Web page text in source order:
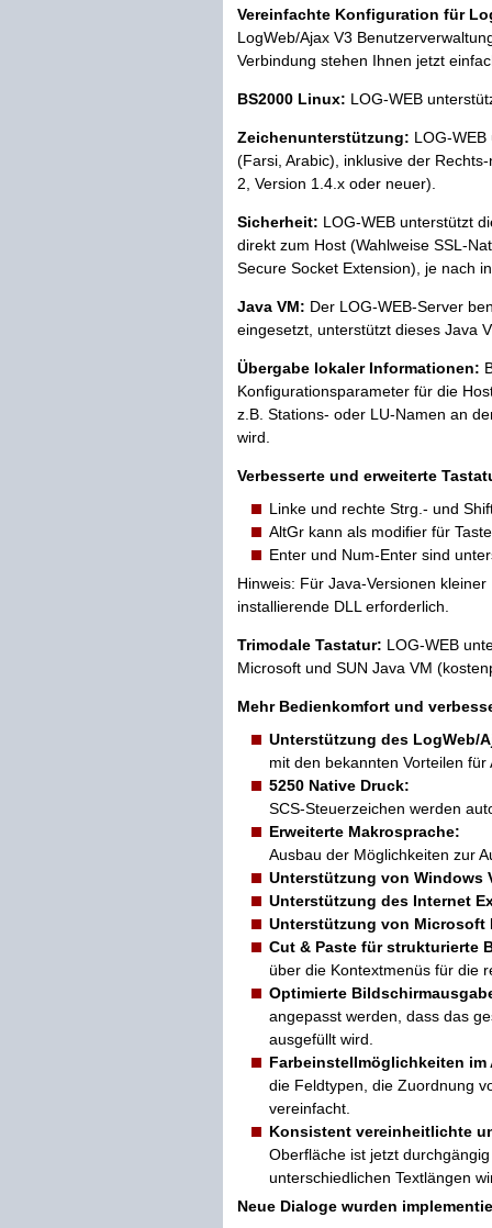
Vereinfachte Konfiguration für
LogWeb/Ajax V3
Verbindung stehen Ihnen jetzt
BS2000 Linux: LOG-WEB
Zeichenunterstützung: LOG-
(Farsi, Arabic), inklusive der
2, Version 1.4.x oder neuer).
Sicherheit: LOG-WEB unterstützt
direkt zum Host (Wahlweise SSL-
Secure Socket Extension), je nach
Java VM: Der LOG-WEB-Server
eingesetzt, unterstützt dieses Java
Übergabe lokaler Informationen:
Konfigurationsparameter für die
z.B. Stations- oder LU-Namen an
wird.
Verbesserte und erweiterte
Linke und rechte Strg.- und
AltGr kann als modifier für
Enter und Num-Enter sind
Hinweis: Für Java-Versionen
installierende DLL erforderlich.
Trimodale Tastatur: LOG-WEB
Microsoft und SUN Java VM
Mehr Bedienkomfort und
Unterstützung des LogWeb/
mit den bekannten Vorteilen
5250 Native Druck:
SCS-Steuerzeichen werden
Erweiterte Makrosprache:
Ausbau der Möglichkeiten zur
Unterstützung von Windows
Unterstützung des Internet
Unterstützung von Microsoft
Cut & Paste für strukturierte
über die Kontextmenüs für die
Optimierte
angepasst werden, dass das
ausgefüllt wird.
Farbeinstellmöglichkeiten
die Feldtypen, die Zuordnung
vereinfacht.
Konsistent vereinheitlichte
Oberfläche ist jetzt
unterschiedlichen Textlängen
Neue Dialoge wurden